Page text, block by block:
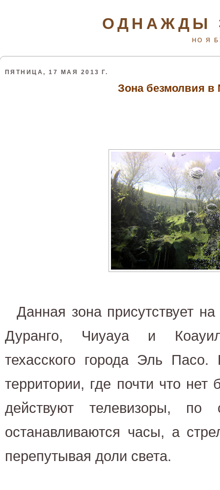
ОДНАЖДЫ
НО Я
ПЯТНИЦА, 17 МАЯ 2013 Г.
Зона безмолвия в
Данная зона присутствует
Дуранго, Чиуауа и
техасского города Эль
территории, где почти что нет
действуют телевизоры, по
останавливаются часы, а
перепутывая доли света.